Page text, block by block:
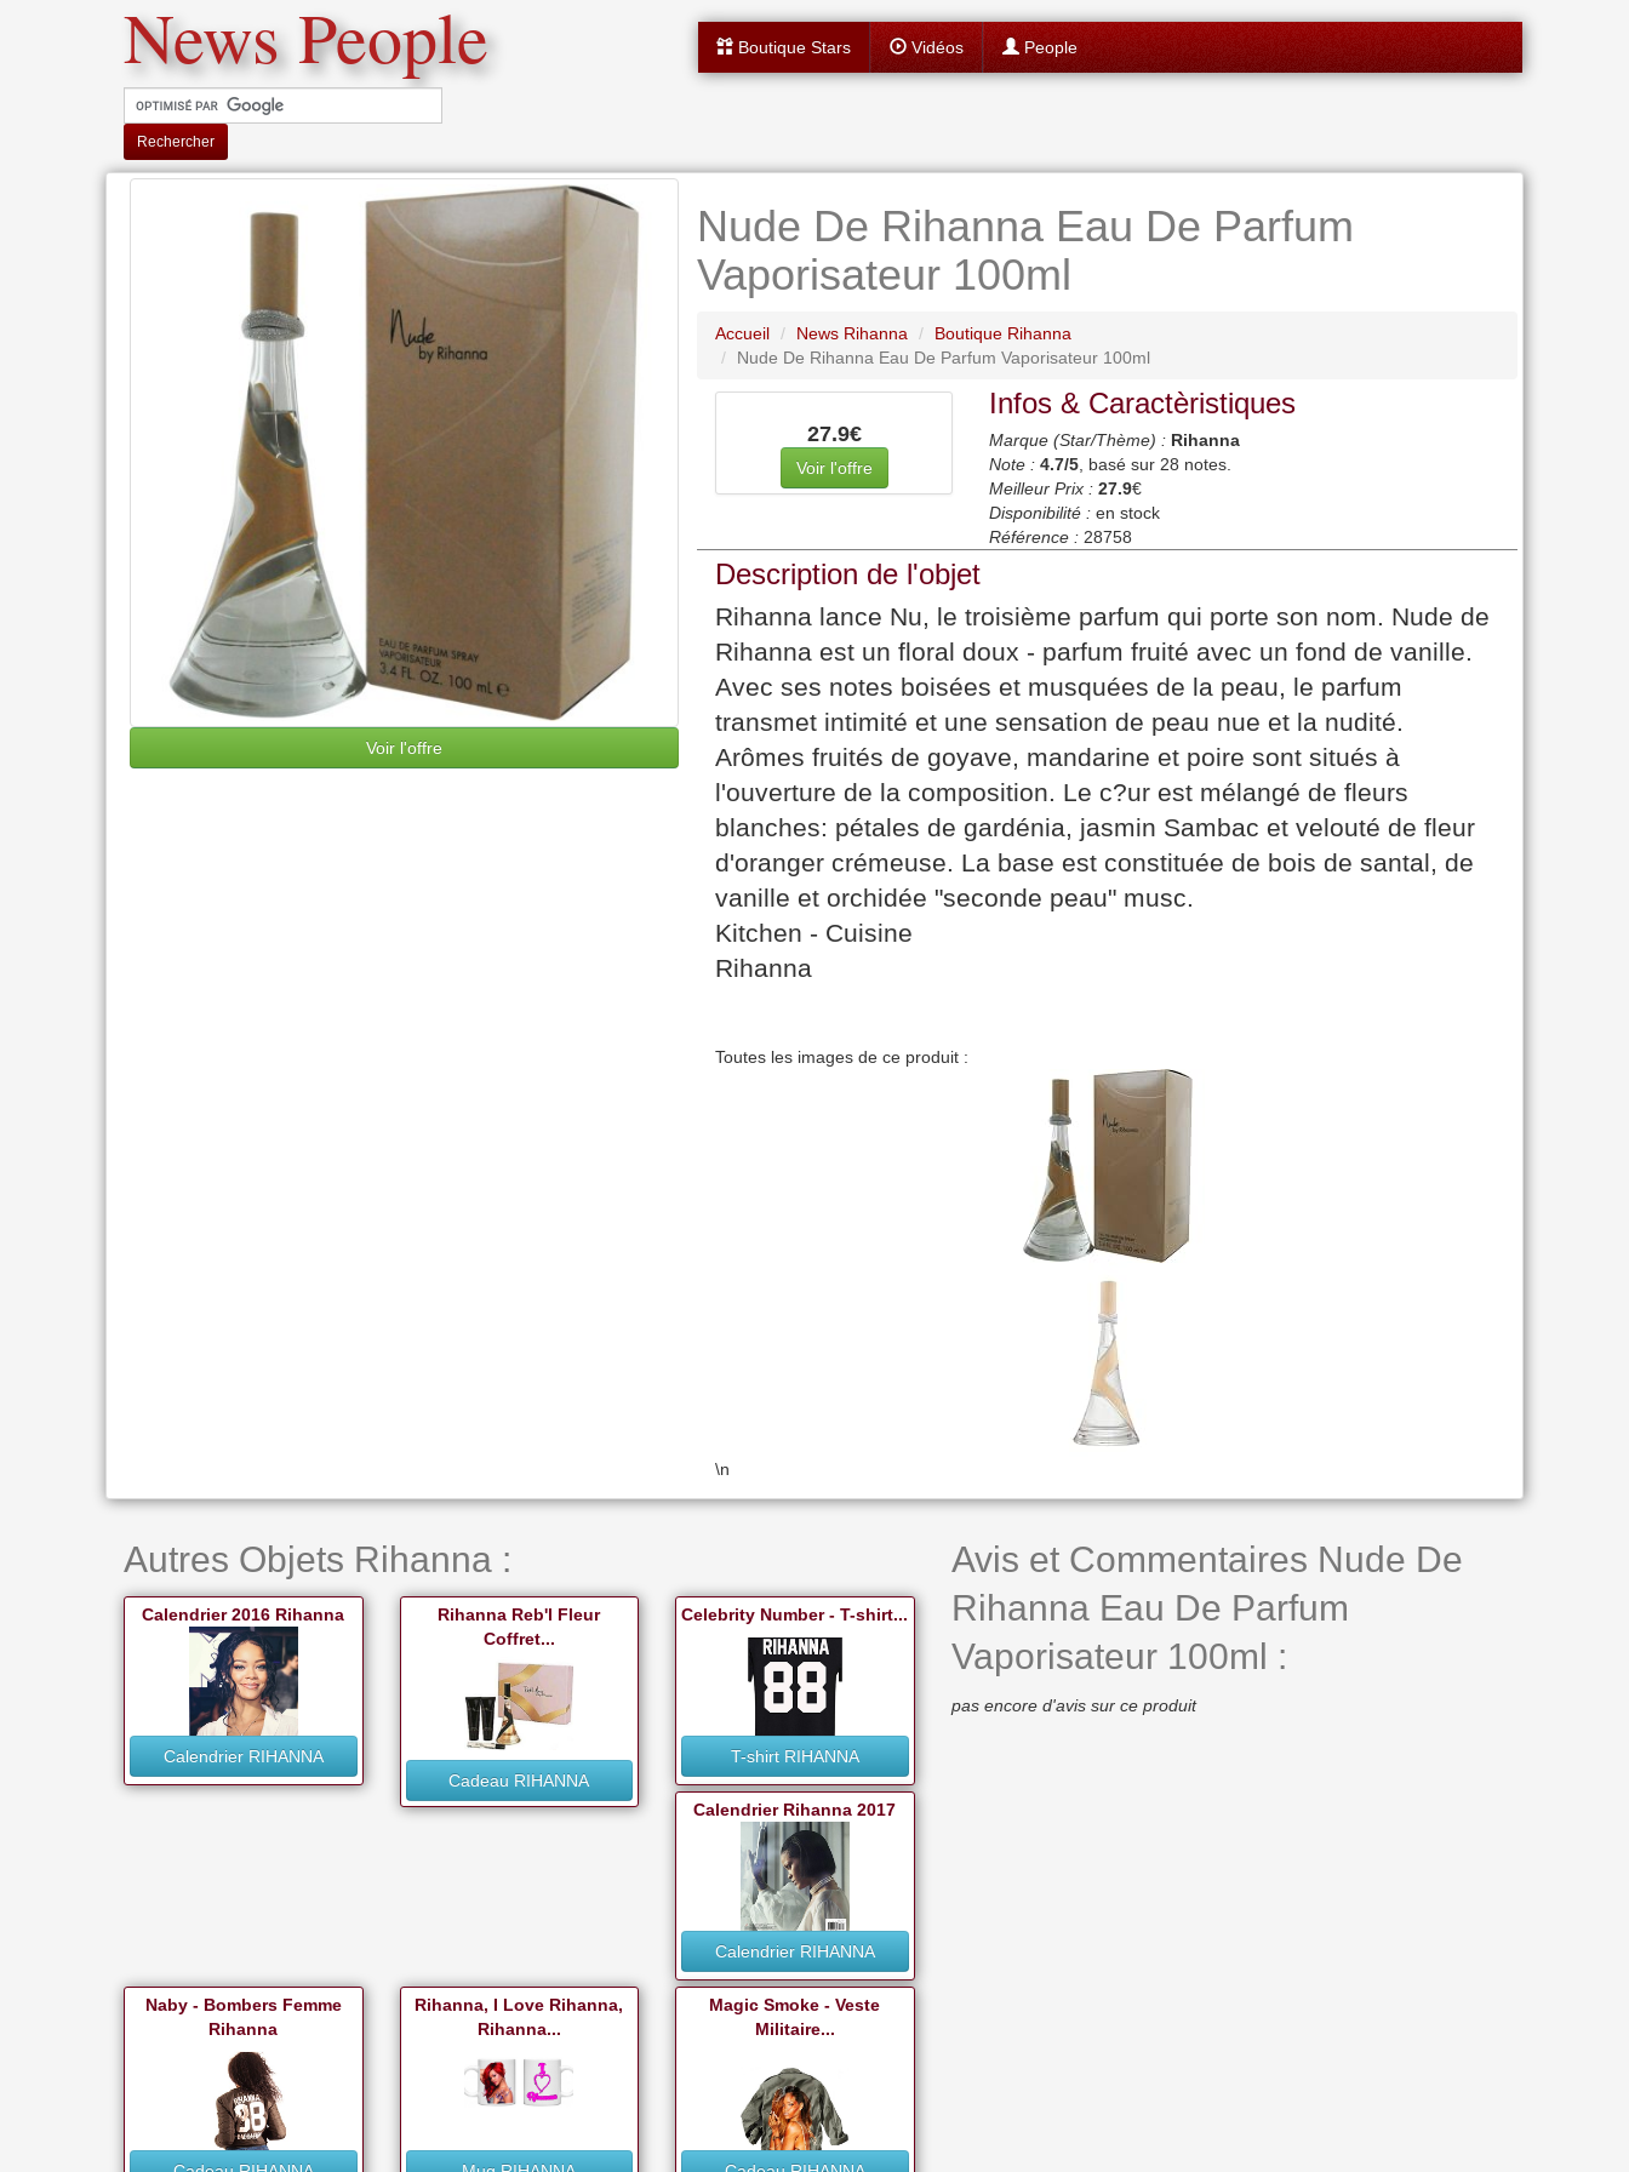
News People
Rechercher
Boutique Stars Vidéos People
Voir l'offre
Nude De Rihanna Eau De Parfum
Vaporisateur 100ml
Accueil News Rihanna
Boutique Rihanna
Nude De Rihanna Eau De Parfum Vaporisateur 100ml
27.9€
Voir l'offre
Infos & Caractèristiques
Marque (Star/Thème) : Rihanna
Note : 4.7/5, basé sur 28 notes.
Meilleur Prix : 27.9€
Disponibilité : en stock
Référence : 28758
Description de l'objet
Rihanna lance Nu, le troisième parfum qui porte son nom. Nude de
Rihanna est un floral doux - parfum fruité avec un fond de vanille.
Avec ses notes boisées et musquées de la peau, le parfum
transmet intimité et une sensation de peau nue et la nudité.
Arômes fruités de goyave, mandarine et poire sont situés à
l'ouverture de la composition. Le c?ur est mélangé de fleurs
blanches: pétales de gardénia, jasmin Sambac et velouté de fleur
d'oranger crémeuse. La base est constituée de bois de santal, de
vanille et orchidée "seconde peau" musc.
Kitchen - Cuisine
Rihanna
Toutes les images de ce produit :
\n
Autres Objets Rihanna :
Calendrier 2016 Rihanna
Calendrier RIHANNA
Rihanna Reb'l Fleur
Coffret...
Cadeau RIHANNA
Celebrity Number - T-shirt...
T-shirt RIHANNA
Calendrier Rihanna 2017
Calendrier RIHANNA
Naby - Bombers Femme
Rihanna
Rihanna, I Love Rihanna,
Rihanna...
Magic Smoke - Veste
Militaire...
Avis et Commentaires Nude De
Rihanna Eau De Parfum
Vaporisateur 100ml :
pas encore d'avis sur ce produit